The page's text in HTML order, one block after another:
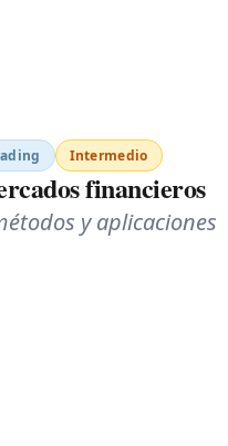
Intermedio
financieros
y aplicaciones